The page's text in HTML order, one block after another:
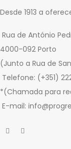
Desde 1913 a
Rua de António
4000-092 Porto
(Junto a Rua de
Telefone: (+351)
*(Chamada para
E-mail: